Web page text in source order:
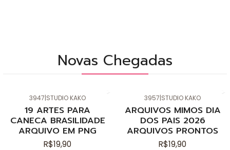
Novas Chegadas
3947|STUDIO KAKO
19 ARTES PARA
CANECA BRASILIDADE
ARQUIVO EM PNG
R$19,90
3957|STUDIO KAKO
ARQUIVOS MIMOS DIA
DOS PAIS 2026
ARQUIVOS PRONTOS
R$19,90